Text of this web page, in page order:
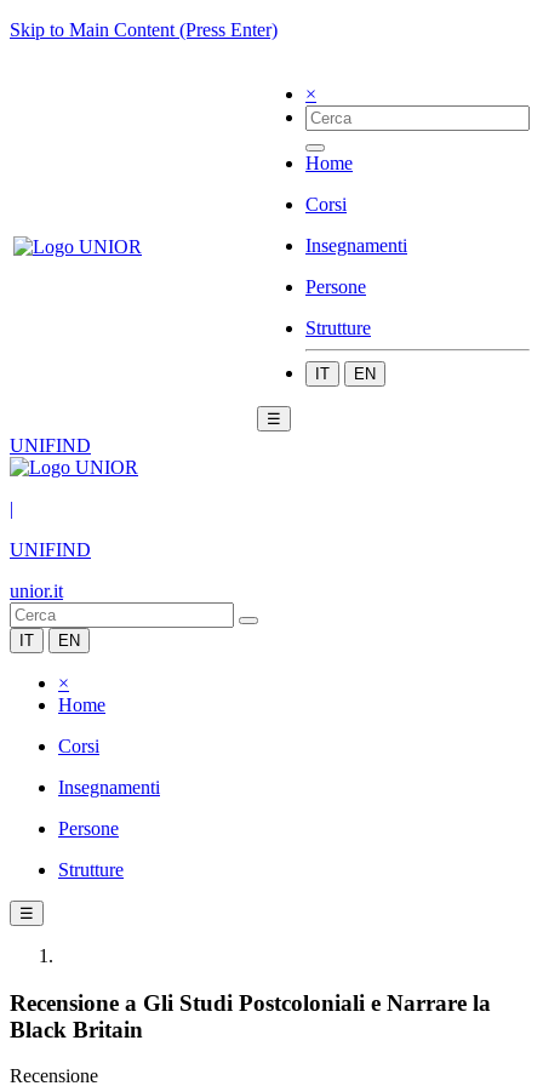
Skip to Main Content (Press Enter)
×
Home
Corsi
Insegnamenti
Persone
Strutture
IT EN
☰
UNIFIND
|
UNIFIND
unior.it
IT EN
×
Home
Corsi
Insegnamenti
Persone
Strutture
☰
Recensione a Gli Studi Postcoloniali e Narrare la
Black Britain
Recensione